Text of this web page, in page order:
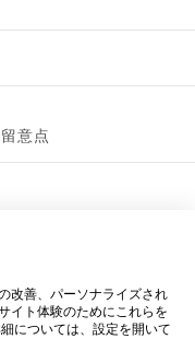
意点
改善、パーソナライズされ
イト体験のためにこれらを
については、設定を開いて